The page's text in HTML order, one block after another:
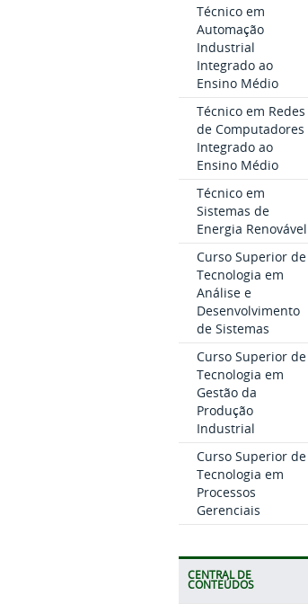
Técnico em
Automação
Industrial
Integrado ao
Ensino Médio
Técnico em Redes
de Computadores
Integrado ao
Ensino Médio
Técnico em
Sistemas de
Energia Renovável
Curso Superior de
Tecnologia em
Análise e
Desenvolvimento
de Sistemas
Curso Superior de
Tecnologia em
Gestão da
Produção
Industrial
Curso Superior de
Tecnologia em
Processos
Gerenciais
CENTRAL DE
CONTEÚDOS